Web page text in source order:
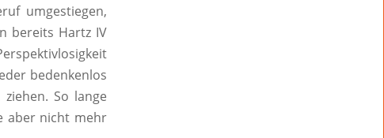
umgestiegen,
bereits Hartz IV
bedenkenlos
So lange
aber nicht mehr